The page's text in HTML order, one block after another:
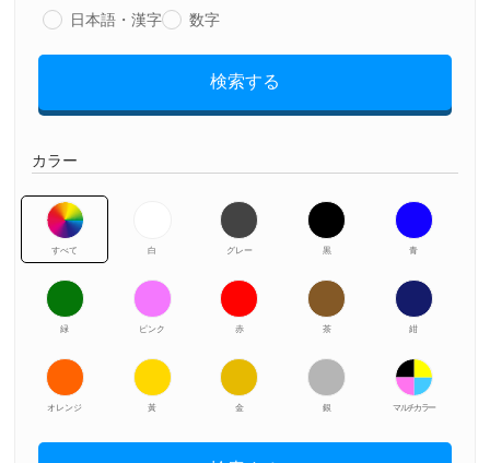
日本語・漢字 数字
検索する
カラー
すべて 白 グレー 黒 青
緑 ピンク 赤 茶 紺
オレンジ 黃 金 銀 マルチカラー